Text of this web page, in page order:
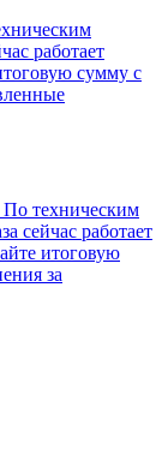
работает
сумму с
техническим
сейчас работает
итоговую
за